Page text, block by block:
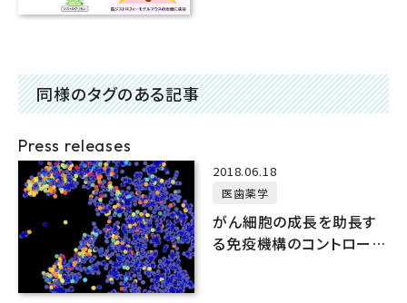
同様のタグのある記事
Press releases
2018.06.18
医歯薬学
がん細胞の成長を助長す
る免疫機構のコントロール